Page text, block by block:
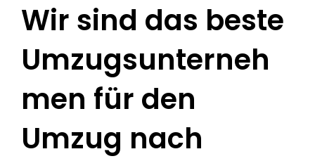
Wir sind das beste
Umzugsunterneh
men für den
Umzug nach